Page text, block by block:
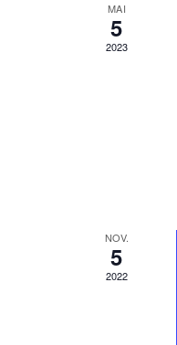
MAI
5
2023
NOV.
5
2022